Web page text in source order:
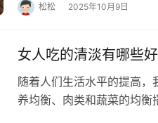
松松 2025年10月9日
女人吃的清淡有哪些
随着人们生活水平的提高
养均衡、肉类和蔬菜的均衡